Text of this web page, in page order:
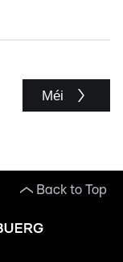
Méi
Back to Top